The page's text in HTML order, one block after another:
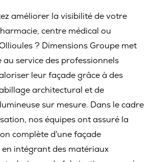
améliorer la visibilité de votre
centre médical ou
? Dimensions Groupe met
au service des professionnels
leur façade grâce à des
architectural et de
sur mesure. Dans le cadre
nos équipes ont assuré la
complète d'une façade
intégrant des matériaux